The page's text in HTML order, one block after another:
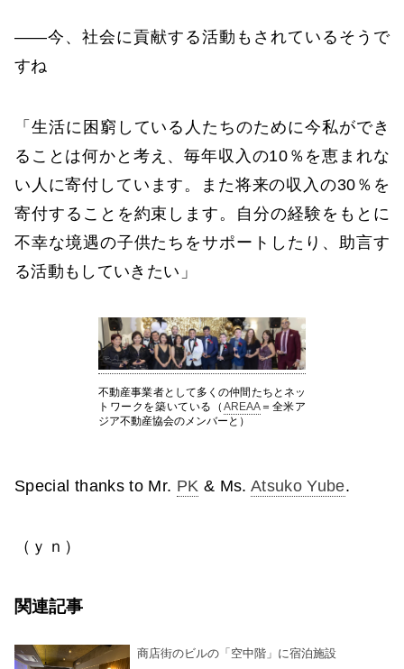
――今、社会に貢献する活動もされているそうで
すね
「生活に困窮している人たちのために今私ができ
ることは何かと考え、毎年収入の10％を恵まれな
い人に寄付しています。また将来の収入の30％を
寄付することを約束します。自分の経験をもとに
不幸な境遇の子供たちをサポートしたり、助言す
る活動もしていきたい」
不動産事業者として多くの仲間たちとネッ
トワークを築いている（ AREAA＝全米ア
ジア不動産協会のメンバーと）
Special thanks to Mr. PK & Ms. Atsuko Yube.
（ｙｎ）
関連記事
商店街のビルの「空中階」に宿泊施設